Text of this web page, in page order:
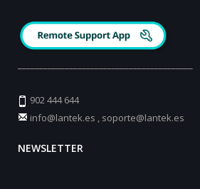
902 444 644
info@lantek.es , soporte@lantek.es
NEWSLETTER